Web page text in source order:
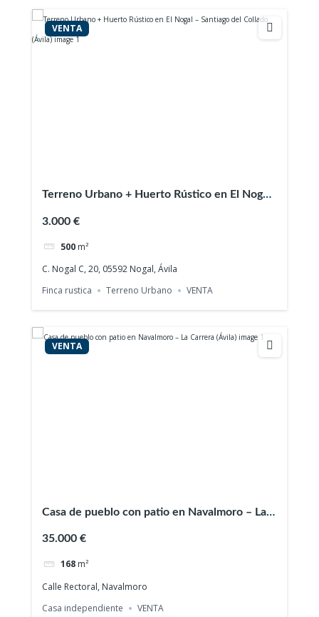
VENTA
Terreno Urbano + Huerto Rústico en El Nogal
3.000 €
500 m²
C. Nogal C, 20, 05592 Nogal, Ávila
Finca rustica
Terreno Urbano VENTA
VENTA
Casa de pueblo con patio en Navalmoro – La
35.000 €
168 m²
Calle Rectoral, Navalmoro
Casa independiente
VENTA